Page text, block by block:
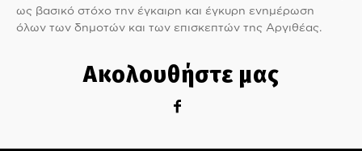
ως βασικό στόχο την έγκαιρη και έγκυρη ενημέρωση
όλων των δημοτών και των επισκεπτών της Αργιθέας.
Ακολουθήστε μας